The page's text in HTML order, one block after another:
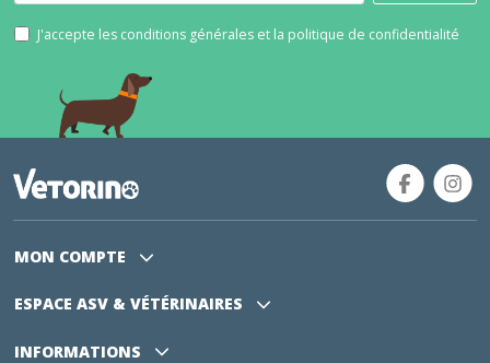
J'accepte les conditions générales et la politique de confidentialité
MON COMPTE
ESPACE ASV & VÉTÉRINAIRES
INFORMATIONS